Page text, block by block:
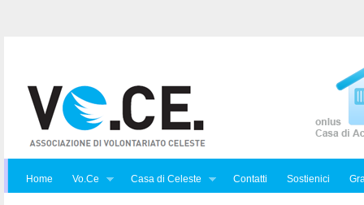
Home Vo.Ce Casa di Celeste Contatti Sostienici